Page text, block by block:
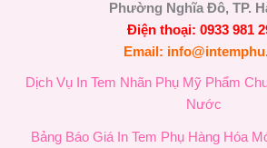
Phường Nghĩa Đô, TP.
Điện thoại: 0933 981
Email:
Dịch Vụ In Tem Nhãn Phụ Mỹ Phẩm
Nước
Bảng Báo Giá In Tem Phụ Hàng Hóa